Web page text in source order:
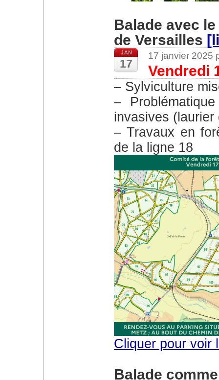
Balade avec
de Versailles
JAN
17
17 janvier
Vendredi
– Sylviculture
–
invasives (laurier
– Travaux en
de la ligne 18
Cliquer pour voir
Balade